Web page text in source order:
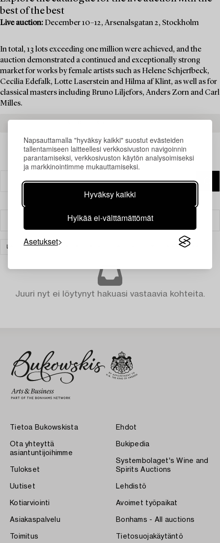
Napsauttamalla "hyväksy kaikki" suostut evästeiden
tallentamiseen laitteellesi verkkosivuston navigoinnin
parantamiseksi, verkkosivuston käytön analysoimiseksi
ja markkinointimme mukauttamiseksi.
Hyväksy kaikki
Hylkää ei-välttämättömät
Asetukset
best of the best
Live auction: December 10–12, Arsenalsgatan 2, Stockholm
In total, 13 lots exceeding one million were achieved, and the
auction demonstrated a continued and exceptionally strong
market for works by female artists such as Helene Schjerfbeck,
Cecilia Edefalk, Lotte Laserstein and Hilma af Klint, as well as for
classical masters including Bruno Liljefors, Anders Zorn and Carl
Milles.
Suodatin
LASIT & LASIASTIAT TYHJENNÄ KAIKKI
Juuri nyt ei löytynyt hakuasi vastaavia kohteita.
Tietoa Bukowskista
Ota yhteyttä
asiantuntijoihimme
Tulokset
Uutiset
Kotiarviointi
Asiakaspalvelu
Toimitus
Ehdot
Bukipedia
Systembolaget's Wine and
Spirits Auctions
Lehdistö
Avoimet työpaikat
Bonhams - All auctions
Tietosuojakäytäntö